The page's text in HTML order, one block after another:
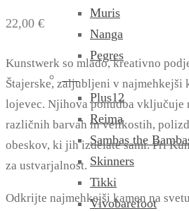
Muris
Nanga
Pegres
Plus12
Reima
Sambas the
Skinners
Tikki
Vivobarefoot
22,00 €
Kunstwerk so mlado, kreativno
Štajerske, zaljubljeni v najmehkejši
lojevec. Njihova ponudba vključuje
različnih barvah in velikostih,
obeskov, ki jih izdelate sami. Pri
za ustvarjalnost.
Odkrijte najmehkejši kamen na